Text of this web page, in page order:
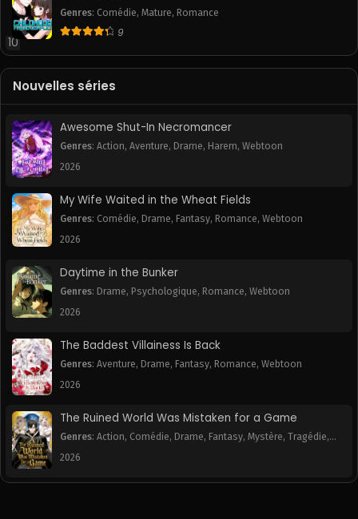
10
Genres: Comédie, Mature, Romance
9
Nouvelles séries
Awesome Shut-In Necromancer
Genres: Action, Aventure, Drame, Harem, Webtoon
2026
My Wife Waited in the Wheat Fields
Genres: Comédie, Drame, Fantasy, Romance, Webtoon
2026
Daytime in the Bunker
Genres: Drame, Psychologique, Romance, Webtoon
2026
The Baddest Villainess Is Back
Genres: Aventure, Drame, Fantasy, Romance, Webtoon
2026
The Ruined World Was Mistaken for a Game
Genres: Action, Comédie, Drame, Fantasy, Mystère, Tragédie,
Webtoon
2026